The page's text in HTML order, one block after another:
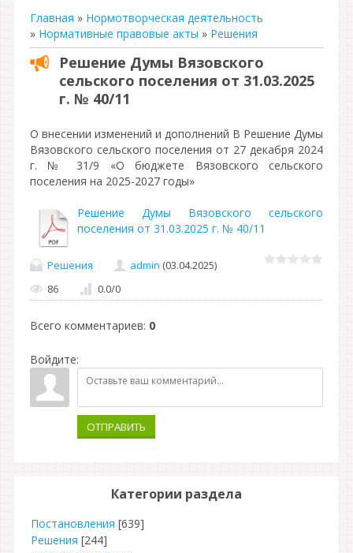
Главная » Нормотворческая деятельность
» Нормативные правовые акты » Решения
Решение Думы Вязовского
сельского поселения от 31.03.2025
г. № 40/11
О внесении изменений и дополнений В Решение Думы
Вязовского сельского поселения от 27 декабря 2024
г. № 31/9 «О бюджете Вязовского сельского
поселения на 2025-2027 годы»
Решение Думы Вязовского сельского
поселения от 31.03.2025 г. № 40/11
Решения admin (03.04.2025)
86
0.0/0
Всего комментариев: 0
Войдите:
ОТПРАВИТЬ
Категории раздела
Постановления [639]
Решения [244]